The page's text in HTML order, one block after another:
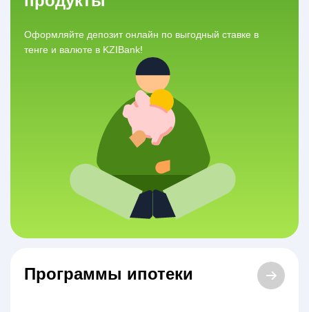
Оформляйте депозит онлайн по выгодный ставке в
тенге и валюте в KZIBank!
Программы ипотеки